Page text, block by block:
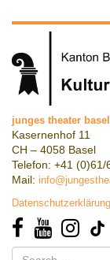
junges theater basel
Kasernenhof 11
CH – 4058 Basel
Telefon: +41 (0)61/
Mail:
Datenschutzerklärung
Search